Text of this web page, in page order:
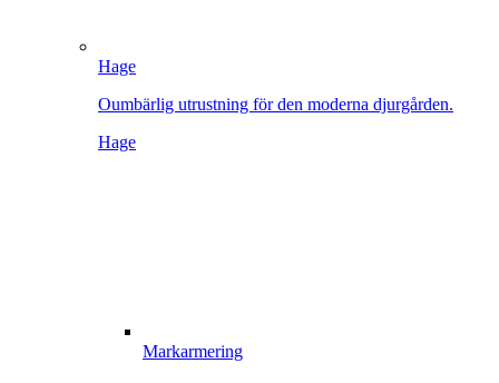
Hage
Oumbärlig utrustning för den moderna djurgården.
Hage
Markarmering